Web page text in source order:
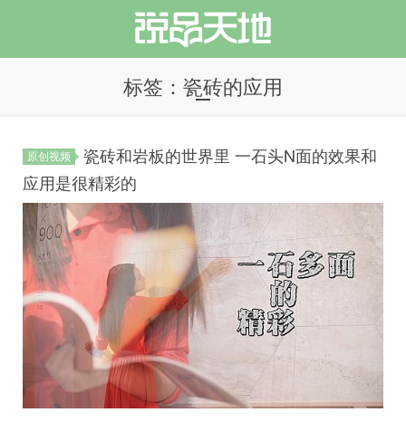
标签：瓷砖的应用
原创视频
瓷砖和岩板的世界里 一石头N面的效果和
应用是很精彩的